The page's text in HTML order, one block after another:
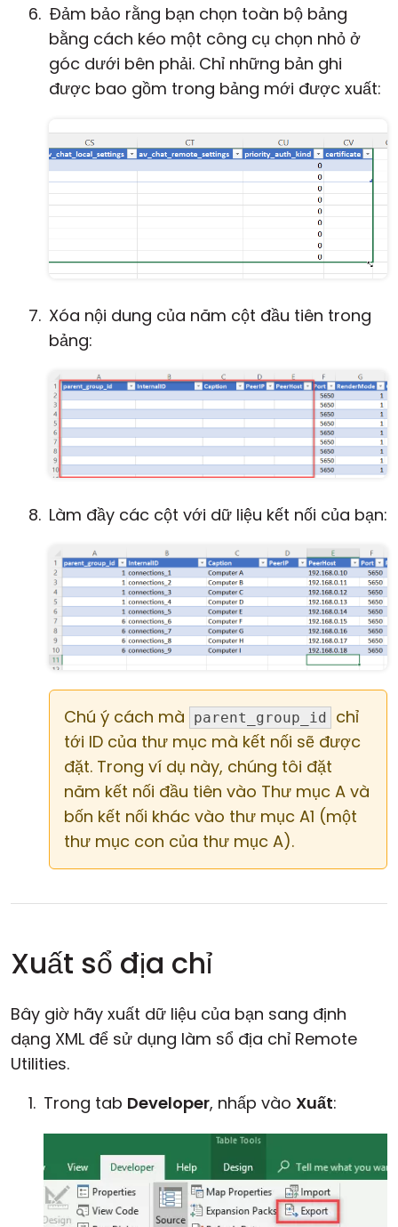
Đảm bảo rằng bạn chọn toàn bộ bảng
bằng cách kéo một công cụ chọn nhỏ ở
góc dưới bên phải. Chỉ những bản ghi
được bao gồm trong bảng mới được xuất:
Xóa nội dung của năm cột đầu tiên trong
bảng:
Làm đầy các cột với dữ liệu kết nối của bạn:
Chú ý cách mà parent_group_id
chỉ
tới ID của thư mục mà kết nối sẽ được
đặt. Trong ví dụ này, chúng tôi đặt
năm kết nối đầu tiên vào Thư mục A và
bốn kết nối khác vào thư mục A1 (một
thư mục con của thư mục A).
Xuất sổ địa chỉ
Bây giờ hãy xuất dữ liệu của bạn sang định
dạng XML để sử dụng làm sổ địa chỉ Remote
Utilities.
Trong tab Developer, nhấp vào Xuất: